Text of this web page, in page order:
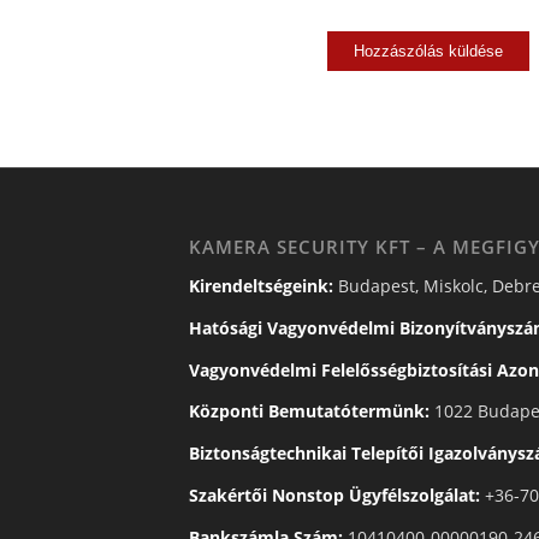
KAMERA SECURITY KFT – A
Kirendeltségeink: Budapest, Miskolc,
Hatósági Vagyonvédelmi
Vagyonvédelmi Felelősségbiztosítási
Központi Bemutatótermünk: 1022
Biztonságtechnikai Telepítői
Szakértői Nonstop Ügyfélszolgálat: +36-